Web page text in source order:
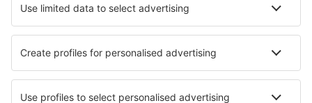
Die besten Unterkünfte - Städte
Unterkunft in Ketzin Unterkunft in Winkel
Unterkunft in Serooskerke Schouwen Unterkunft in Luzino